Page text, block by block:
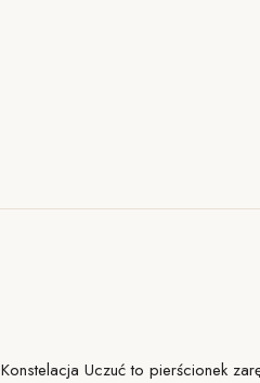
Konstelacja Uczuć to pierścionek